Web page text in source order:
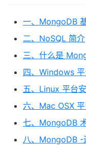
一、MongoDB
二、NoSQL 简介
三、什么是
四、Windows
五、Linux 平台
六、Mac OSX
七、MongoDB
八、MongoDB -